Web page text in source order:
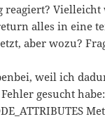
reagiert? Vielleicht
alles in eine
aber wozu?
weil ich
gesucht